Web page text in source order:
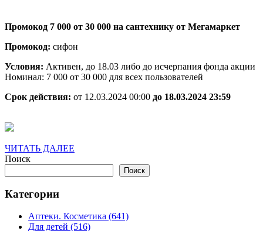
30
на
сантехнику
Промокод 7 000 от 30 000 на сантехнику от Мегамаркет
Промокод: сифон
Условия: Активен, до 18.03 либо до исчерпания фонда акции
Номинал: 7 000 от 30 000 для всех пользователей
Срок действия: от 12.03.2024 00:00 до 18.03.2024 23:59
ЧИТАТЬ ДАЛЕЕ
Поиск
Поиск
Категории
Аптеки. Косметика (641)
Для детей (516)